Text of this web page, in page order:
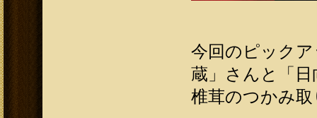
今回のピック
蔵」さんと「
椎茸のつかみ